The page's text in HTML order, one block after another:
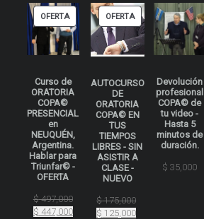
OFERTAPRODUCTO
EN
OFERTA
Curso de
ORATORIA
COPA©
PRESENCIAL
en
NEUQUÉN,
Argentina.
Hablar para
Triunfar© -
OFERTA
$497,000El
precio
$ 447,000El
OFERTAPRODUCTO
EN
OFERTA
AUTOCURSO
DE
ORATORIA
COPA© EN
TUS
TIEMPOS
LIBRES - SIN
ASISTIR A
CLASE -
NUEVO
$175,000El
precio
$ 125,000El
Devolución
profesional
COPA© de
tu video -
Hasta 5
minutos de
duración.
$ 35,000